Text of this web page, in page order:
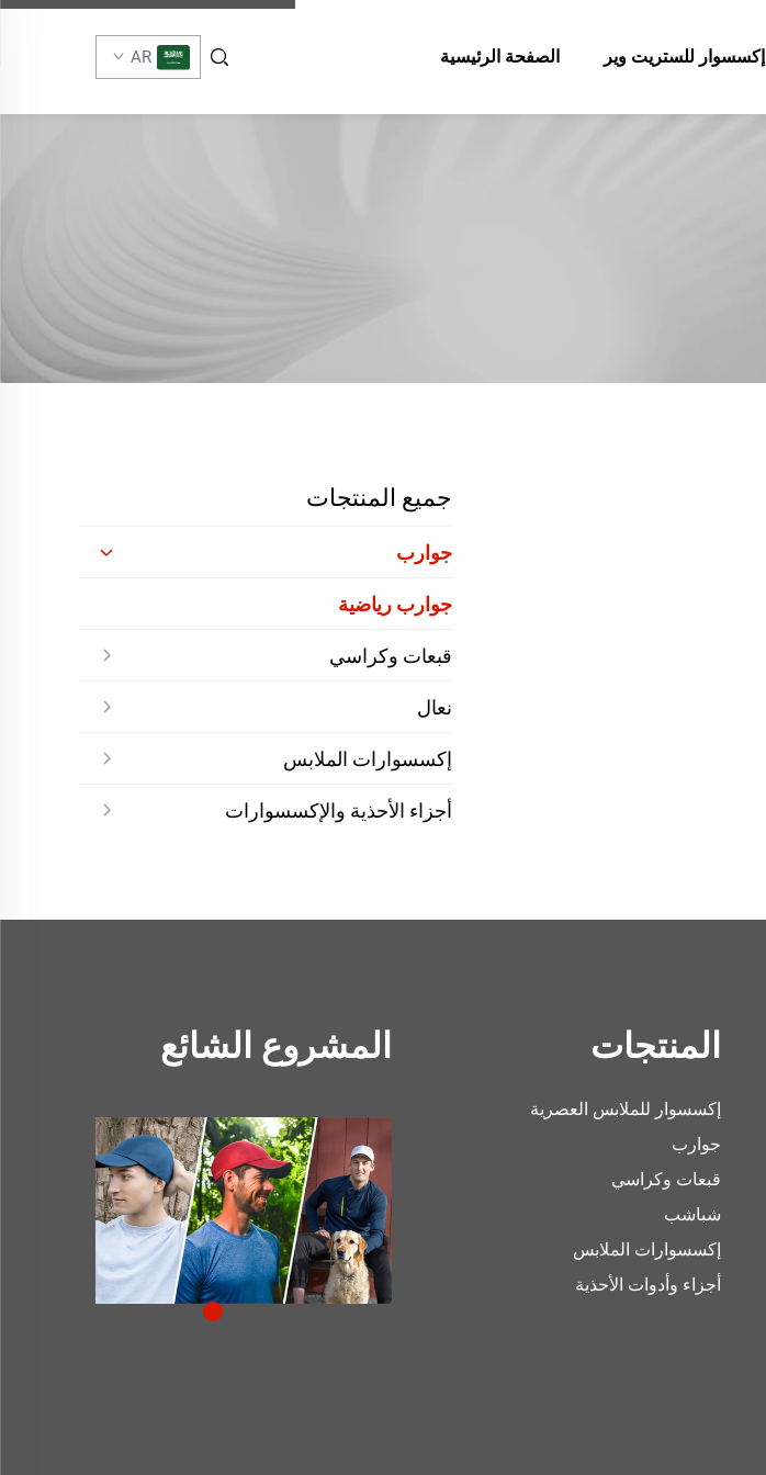
الصفحة الرئيسية إكسسوار للستريت وير AR
جميع المنتجات
جوارب
جوارب رياضية
قبعات وكراسي
نعال
إكسسوارات الملابس
أجزاء الأحذية والإكسسوارات
المنتجات
إكسسوار للملابس العصرية
جوارب
قبعات وكراسي
شباشب
إكسسوارات الملابس
أجزاء وأدوات الأحذية
المشروع الشائع